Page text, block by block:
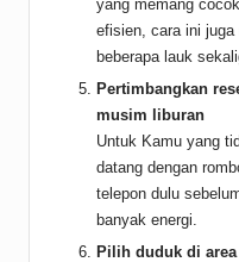
yang memang
efisien, cara ini
beberapa lauk
Pertimbangkan
musim liburan
Untuk Kamu yang
datang dengan
telepon dulu
banyak energi.
Pilih duduk di